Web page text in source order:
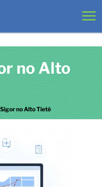
no Alto
no Alto Tietê